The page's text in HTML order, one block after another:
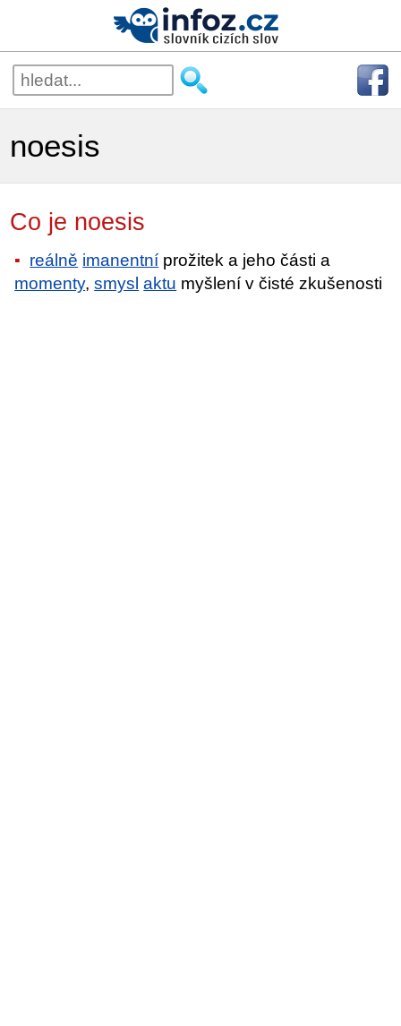
noesis
Co je noesis
reálně imanentní prožitek a jeho části a
momenty,smysl aktu myšlení v čisté zkušenosti